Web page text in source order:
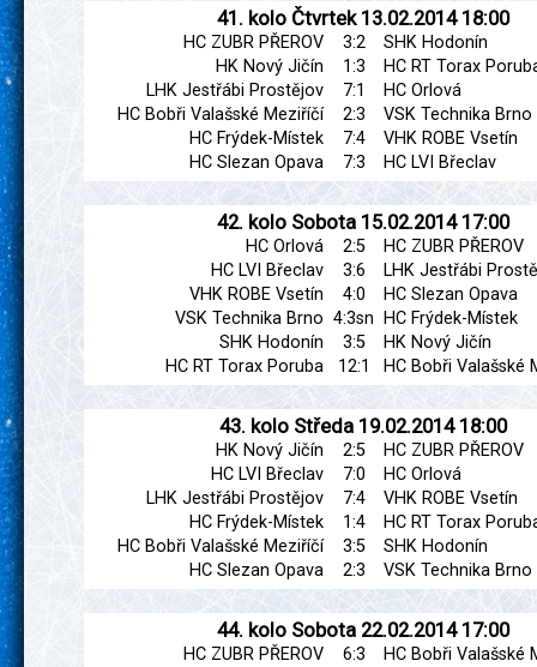
41. kolo Čtvrtek 13.02.2014 18:00
HC ZUBR PŘEROV 3:2
SHK Hodonín
HK Nový Jičín
1:3
HC RT Torax
LHK Jestřábi Prostějov
7:1
HC Orlová
HC Bobři Valašské Meziříčí
2:3
VSK Technika Brno
HC Frýdek-Místek
7:4
VHK ROBE Vsetín
HC Slezan Opava
7:3 HC LVI Břeclav
42. kolo Sobota 15.02.2014 17:00
HC Orlová 2:5
HC ZUBR PŘEROV
HC LVI Břeclav
3:6
LHK Jestřábi
VHK ROBE Vsetín
4:0
HC Slezan Opava
VSK Technika Brno 4:3sn
HC Frýdek-Místek
SHK Hodonín
3:5
HK Nový Jičín
HC RT Torax Poruba
12:1 HC Bobři Valašské
43. kolo Středa 19.02.2014 18:00
HK Nový Jičín 2:5
HC ZUBR PŘEROV
HC LVI Břeclav
7:0
HC Orlová
LHK Jestřábi Prostějov
7:4
VHK ROBE Vsetín
HC Frýdek-Místek
1:4
HC RT Torax
HC Bobři Valašské Meziříčí
3:5
SHK Hodonín
HC Slezan Opava
2:3 VSK Technika Brno
44. kolo Sobota 22.02.2014 17:00
HC ZUBR PŘEROV 6:3
HC Bobři Valašské